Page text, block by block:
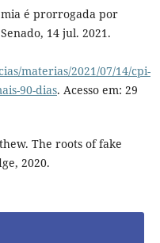
é prorrogada por
14 jul. 2021.
materias/2021/07/14/cpi-
90-dias. Acesso em: 29
The roots of fake
2020.